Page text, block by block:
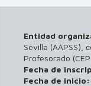
Entidad
Sevilla (AAPSS),
Profesorado
Fecha de
Fecha de inicio: